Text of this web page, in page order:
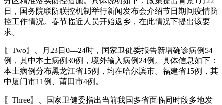
日，国务院联防联控机制举行新闻发布会介绍节日期间疫情防
控工作情况。春节临近人员开始返乡，在此情况下提出该要
求。
〖Two〗、月23日0—24时，国家卫健委报告新增确诊病例54
例，其中本土病例30例，境外输入病例24例。具体信息如下：
本土病例分布黑龙江省15例，均在哈尔滨市。福建省15例，其
中厦门市11例、莆田市4例。
〖Three〗、国家卫健委指出当前我国多省面临同时段多地发